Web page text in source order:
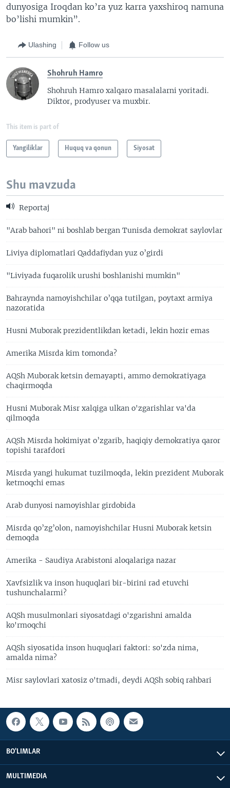
dunyosiga Iroqdan ko’ra yuz karra yaxshiroq namuna
bo’lishi mumkin”.
Ulashing Follow us
Shohruh Hamro
Shohruh Hamro xalqaro masalalarni yoritadi.
Diktor, prodyuser va muxbir.
This item is part of
Yangiliklar Huquq va qonun Siyosat
Shu mavzuda
Reportaj
"Arab bahori" ni boshlab bergan Tunisda demokrat saylovlar
Liviya diplomatlari Qaddafiydan yuz o’girdi
"Liviyada fuqarolik urushi boshlanishi mumkin"
Bahraynda namoyishchilar o’qqa tutilgan, poytaxt armiya
nazoratida
Husni Muborak prezidentlikdan ketadi, lekin hozir emas
Amerika Misrda kim tomonda?
AQSh Muborak ketsin demayapti, ammo demokratiyaga
chaqirmoqda
Husni Muborak Misr xalqiga ulkan o'zgarishlar va'da
qilmoqda
AQSh Misrda hokimiyat o’zgarib, haqiqiy demokratiya qaror
topishi tarafdori
Misrda yangi hukumat tuzilmoqda, lekin prezident Muborak
ketmoqchi emas
Arab dunyosi namoyishlar girdobida
Misrda qo’zg’olon, namoyishchilar Husni Muborak ketsin
demoqda
Amerika - Saudiya Arabistoni aloqalariga nazar
Xavfsizlik va inson huquqlari bir-birini rad etuvchi
tushunchalarmi?
AQSh musulmonlari siyosatdagi o'zgarishni amalda
ko'rmoqchi
AQSh siyosatida inson huquqlari faktori: so'zda nima,
amalda nima?
Misr saylovlari xatosiz o'tmadi, deydi AQSh sobiq rahbari
BO'LIMLAR
MULTIMEDIA